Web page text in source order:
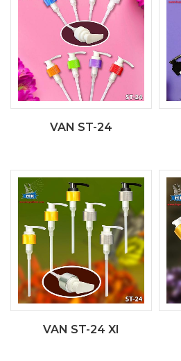
VAN ST-24
VAN ST-24 XI